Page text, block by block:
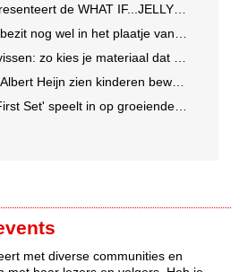
de WHAT IF...JELLY? collectie
nog wel in het plaatje van vandaag?
kies je materiaal dat bij je water en techniek past
zien kinderen bewuster eten en meer bewegen
speelt in op groeiende gym crush-trend
met diverse communities en